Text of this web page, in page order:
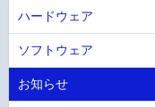
ハードウェア
ソフトウェア
お知らせ